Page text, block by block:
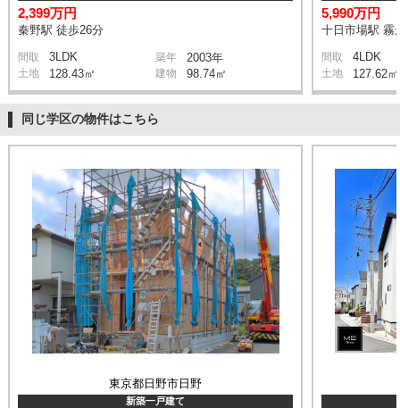
2,399万円
秦野駅 徒歩26分
間取 3LDK 築年 2003年
土地 128.43㎡ 建物 98.74㎡
5,990万円
十日市場駅 霧
間取 4LDK
土地 127.62㎡
同じ学区の物件はこちら
東京都日野市日野
新築一戸建て